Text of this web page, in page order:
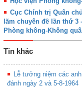
Cục Chính trị Quân
lãm chuyên đề lần thứ
Phòng không-Không
Tin khác
Lễ tưởng niệm các
đánh ngày 2 và 5-8-1964